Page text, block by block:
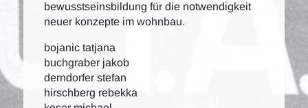
bewusstseinsbildung für die notwendigkeit
neuer konzepte im wohnbau.
bojanic tatjana
buchgraber jakob
derndorfer stefan
hirschberg rebekka